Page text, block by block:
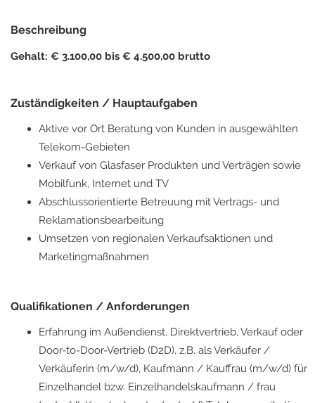
Beschreibung
Gehalt: € 3.100,00 bis € 4.500,00 brutto
Zuständigkeiten / Hauptaufgaben
Aktive vor Ort Beratung von Kunden in ausgewählten
Telekom-Gebieten
Verkauf von Glasfaser Produkten und Verträgen sowie
Mobilfunk, Internet und TV
Abschlussorientierte Betreuung mit Vertrags- und
Reklamationsbearbeitung
Umsetzen von regionalen Verkaufsaktionen und
Marketingmaßnahmen
Qualifikationen / Anforderungen
Erfahrung im Außendienst, Direktvertrieb, Verkauf oder
Door-to-Door-Vertrieb (D2D), z.B. als Verkäufer /
Verkäuferin (m/w/d), Kaufmann / Kauffrau (m/w/d) für
Einzelhandel bzw. Einzelhandelskaufmann / frau